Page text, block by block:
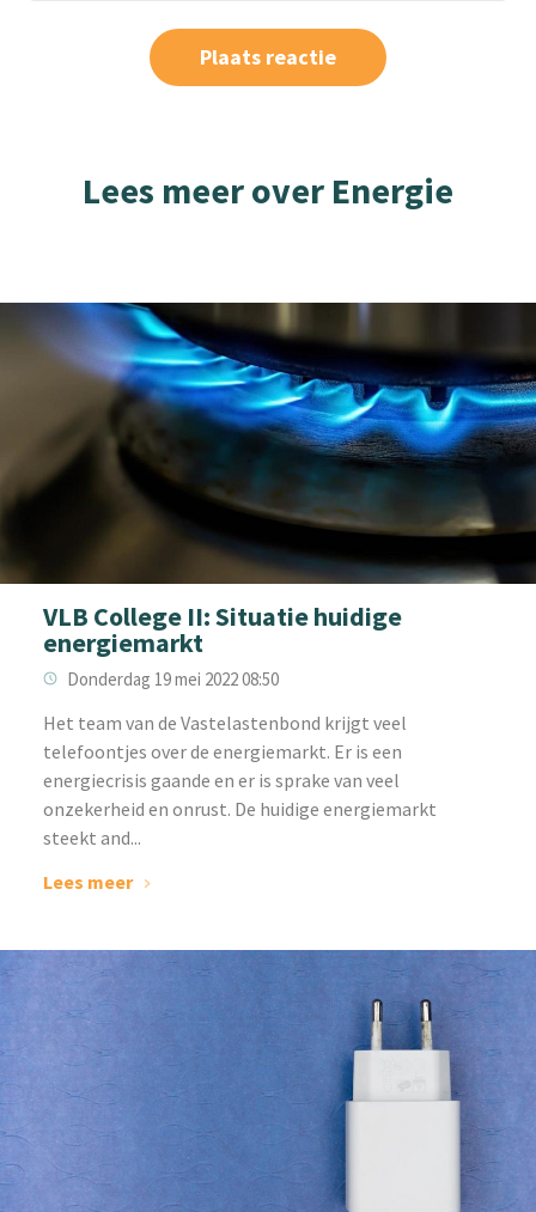
Lees meer over Energie
VLB College II: Situatie huidige
energiemarkt
Donderdag 19 mei 2022 08:50
‌Het team van de Vastelastenbond krijgt veel
telefoontjes over de energiemarkt. Er is een
energiecrisis gaande en er is sprake van veel
onzekerheid en onrust. De huidige energiemarkt
steekt and...
Lees meer